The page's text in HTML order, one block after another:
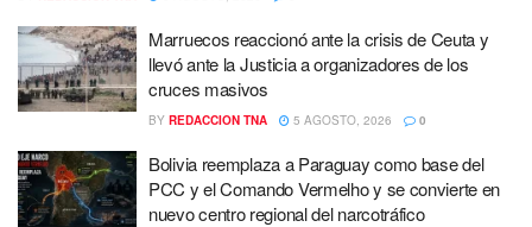
Marruecos reaccionó ante la crisis de Ceuta y
llevó ante la Justicia a organizadores de los
cruces masivos
BY REDACCION TNA 5 AGOSTO, 2026 0
Bolivia reemplaza a Paraguay como base del
PCC y el Comando Vermelho y se convierte en
nuevo centro regional del narcotráfico